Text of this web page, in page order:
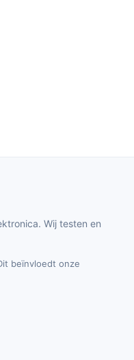
Wij testen en
beïnvloedt onze